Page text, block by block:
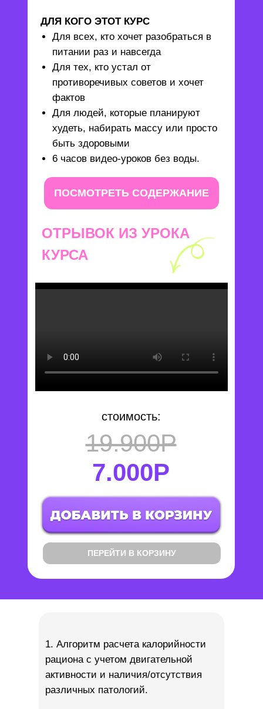
ДЛЯ КОГО ЭТОТ КУРС
Для всех, кто хочет разобраться в
питании раз и навсегда
Для тех, кто устал от
противоречивых советов и хочет
фактов
Для людей, которые планируют
худеть, набирать массу или просто
быть здоровыми
6 часов видео-уроков без воды.
ОТРЫВОК ИЗ УРОКА
КУРСА
19.900Р
7.000Р
стоимость:
ПОСМОТРЕТЬ СОДЕРЖАНИЕ
ПЕРЕЙТИ В КОРЗИНУ
1. Алгоритм расчета калорийности
рациона с учетом двигательной
активности и наличия/отсутствия
различных патологий.